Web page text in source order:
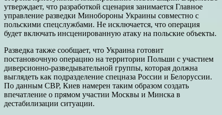
утверждает, что разработкой сценария занимается Главное
управление разведки Минобороны Украины совместно с
польскими спецслужбами. Не исключается, что операция
будет включать инсценированную атаку на польские объекты.
Разведка также сообщает, что Украина готовит
постановочную операцию на территории Польши с участием
диверсионно-разведывательной группы, которая должна
выглядеть как подразделение спецназа России и Белоруссии.
По данным СВР, Киев намерен таким образом создать
впечатление о прямом участии Москвы и Минска в
дестабилизации ситуации.